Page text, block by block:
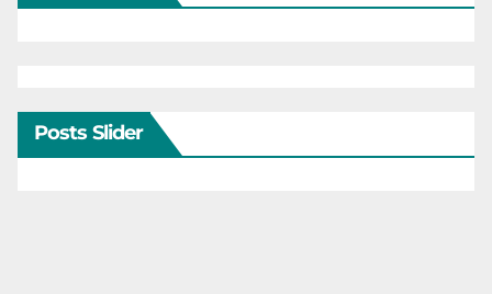
Posts Slider